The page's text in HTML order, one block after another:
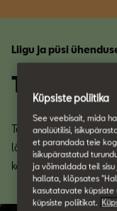
Liigu ja püsi
Tehnoloogia avardab
lähemale. Full Link ja
kõigest, millest enim
Küpsiste poliitika
See veebisait, mida
analüütilisi,
et parandada teie
isikupärastatud
ja võimaldada teil
hallata, klõpsates
kasutatavate küpsiste
küpsiste poliitikat.